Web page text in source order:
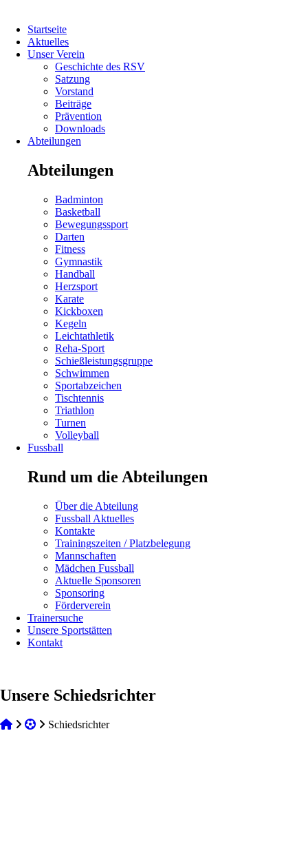
überspringen
Startseite
Aktuelles
Unser Verein
Geschichte des RSV
Satzung
Vorstand
Beiträge
Prävention
Downloads
Abteilungen
Abteilungen
Navigation
überspringen
Badminton
Basketball
Bewegungssport
Darten
Fitness
Gymnastik
Handball
Herzsport
Navigation
überspringen
Karate
Kickboxen
Kegeln
Leichtathletik
Reha-Sport
Schießleistungsgruppe
Schwimmen
Navigation
überspringen
Sportabzeichen
Tischtennis
Triathlon
Turnen
Volleyball
Fussball
Rund um die Abteilungen
Navigation
überspringen
Über die Abteilung
Fussball Aktuelles
Kontakte
Navigation
überspringen
Trainingszeiten / Platzbelegung
Mannschaften
Mädchen Fussball
Navigation
überspringen
Aktuelle Sponsoren
Sponsoring
Förderverein
Trainersuche
Unsere Sportstätten
Kontakt
Unsere Schiedsrichter
Schiedsrichter